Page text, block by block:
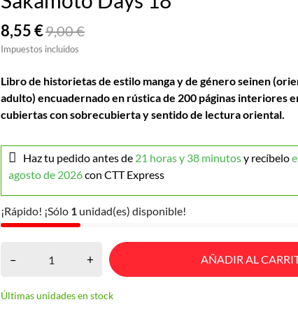
8,55 €9,00 €
Impuestos incluidos
Libro de historietas de estilo manga y de género seinen
adulto) encuadernado en rústica de 200 páginas interiores
cubiertas con sobrecubierta y sentido de lectura oriental.
Haz tu pedido antes de 21 horas y 38 minutosy recíbelo
agosto de 2026con CTT Express
¡Rápido! ¡Sólo 1 unidad(es) disponible!
– + AÑADIR AL
Últimas unidades en stock